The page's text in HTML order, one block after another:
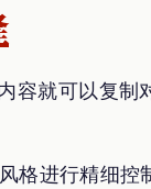
容就可以复制
格进行精细控